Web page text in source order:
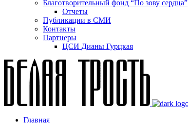
Благотворительный фонд “По зову сердца”
Отчеты
Публикации в СМИ
Контакты
Партнеры
ЦСИ Дианы Гурцкая
Главная